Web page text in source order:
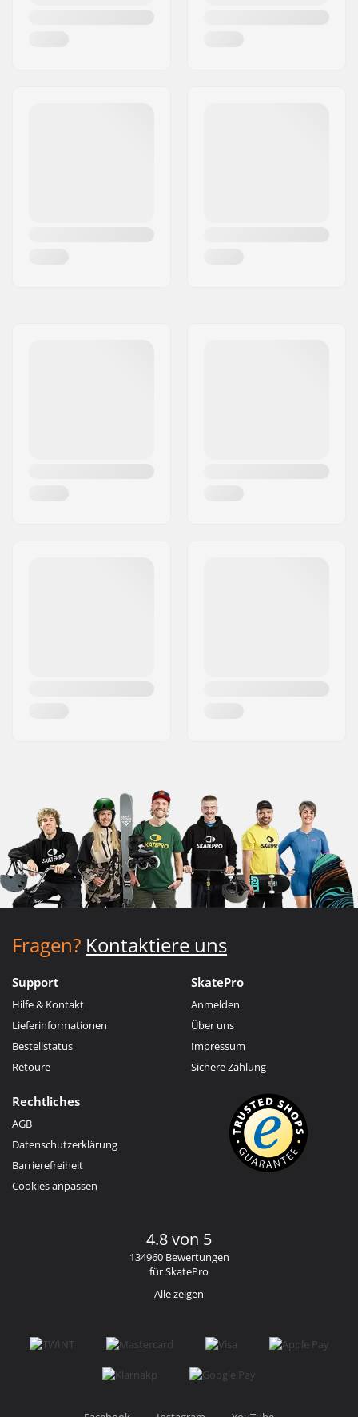
Fragen? Kontaktiere uns
Support
Hilfe & Kontakt
Lieferinformationen
Bestellstatus
Retoure
SkatePro
Anmelden
Über uns
Impressum
Sichere Zahlung
Rechtliches
AGB
Datenschutzerklärung
Barrierefreiheit
Cookies anpassen
4.8 von 5
134960 Bewertungen
für SkatePro
Alle zeigen